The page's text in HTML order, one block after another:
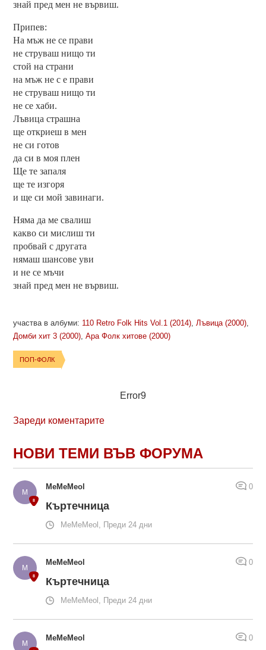
знай пред мен не вървиш.
Припев:
На мъж не се прави
не струваш нищо ти
стой на страни
на мъж не с е прави
не струваш нищо ти
не се хаби.
Лъвица страшна
ще откриеш в мен
не си готов
да си в моя плен
Ще те запаля
ще те изгоря
и ще си мой завинаги.
Няма да ме свалиш
какво си мислиш ти
пробвай с другата
нямаш шансове уви
и не се мъчи
знай пред мен не вървиш.
участва в албуми: 110 Retro Folk Hits Vol.1 (2014) Лъвица (2000)
Домби хит 3 (2000) ,Ара Фолк хитове (2000)
ПОП-ФОЛК
Error9
Зареди коментарите
НОВИ ТЕМИ ВЪВ ФОРУМА
MeMeMeol 0
Къртечница
MeMeMeol, Преди 24 дни
MeMeMeol 0
Къртечница
MeMeMeol, Преди 24 дни
MeMeMeol 0